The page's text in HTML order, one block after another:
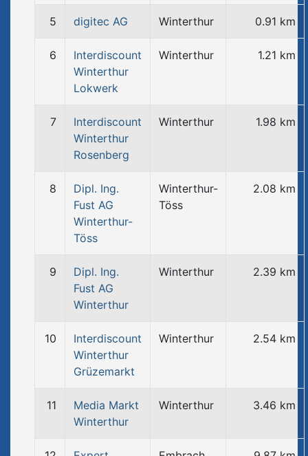
5 digitec AG Winterthur 0.91 km
6
Interdiscount
Winterthur
Lokwerk
Winterthur 1.21 km
7
Interdiscount
Winterthur
Rosenberg
Winterthur 1.98 km
8
Dipl. Ing.
Fust AG
Winterthur-
Töss
Winterthur-
Töss
2.08 km
9
Dipl. Ing.
Fust AG
Winterthur
Winterthur 2.39 km
10
Interdiscount
Winterthur
Grüzemarkt
Winterthur 2.54 km
11
Media Markt
Winterthur
Winterthur 3.46 km